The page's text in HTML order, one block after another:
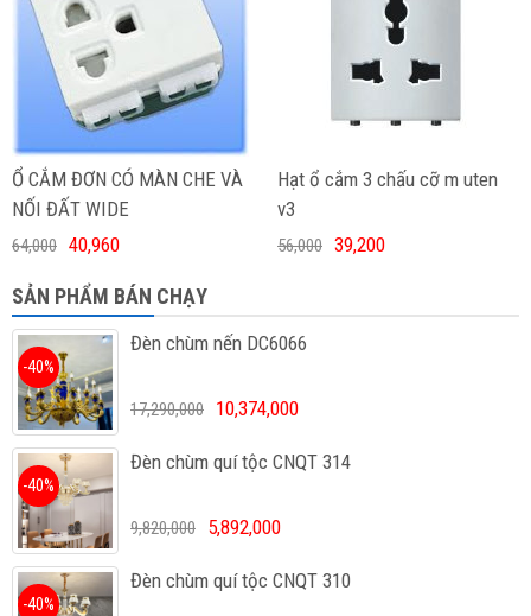
Ổ CẮM ĐƠN CÓ MÀN CHE VÀ
NỐI ĐẤT WIDE
64,000 40,960
Hạt ổ cắm 3 chấu cỡ m uten
v3
56,000 39,200
SẢN PHẨM BÁN CHẠY
Đèn chùm nến DC6066
-40%
17,290,000 10,374,000
Đèn chùm quí tộc CNQT 314
-40%
9,820,000 5,892,000
Đèn chùm quí tộc CNQT 310
-40%